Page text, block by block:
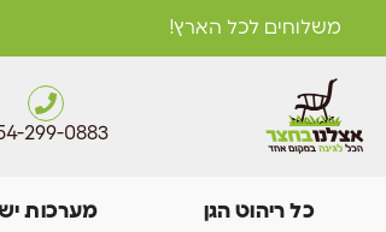
משלוחים לכל הארץ!
299-0883
כל ריהוט הגן מערכות